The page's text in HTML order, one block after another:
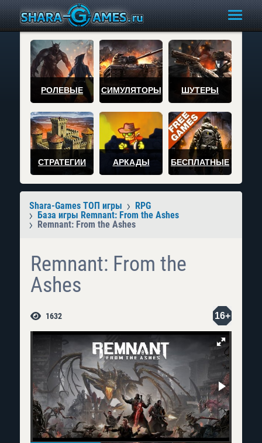
РОЛЕВЫЕ СИМУЛЯТОРЫ ШУТЕРЫ
СТРАТЕГИИ АРКАДЫ БЕСПЛАТНЫЕ
Shara-Games ТОП игры
RPG
База игры Remnant: From the Ashes
Remnant: From the Ashes
Remnant: From the
Ashes
1632 16+